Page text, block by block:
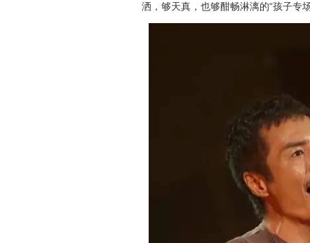
洒，够天真，也够酣畅淋漓的“孩子专